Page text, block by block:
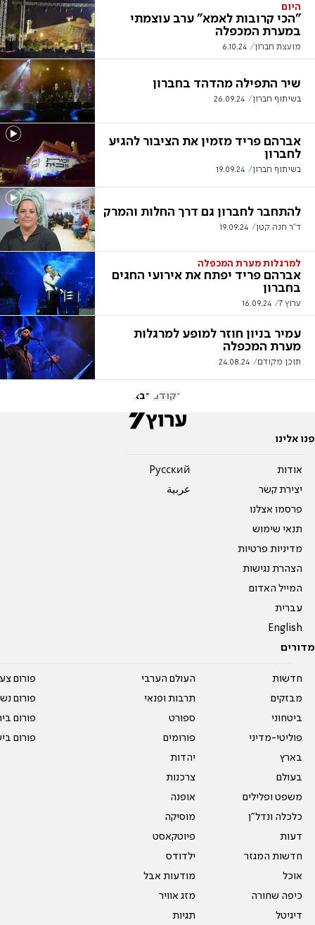
היום
"הכי קרובות לאמא" ערב עוצמתי
במערת המכפלה
מועצת חברון 6.10.24
שיר התפילה מהדהד בחברון
בשיתוף חברון 26.09.24
אברהם פריד מזמין את הציבור להגיע
לחברון
בשיתוף חברון 19.09.24
להתחבר לחברון גם דרך החלות והמרק
ד"ר חנה קטן 19.09.24
למרגלות מערת המכפלה
אברהם פריד יפתח את אירועי החגים
בחברון
ערוץ 7 16.09.24
עמיר בניון חוזר למופע למרגלות
מערת המכפלה
תוכן מקודם 24.08.24
הקודם הבא
פנו אלינו
אודות
יצירת קשר
פרסמו אצלנו
תנאי שימוש
מדיניות פרטיות
הצהרת נגישות
המייל האדום
עברית
English
Pусский
عربية
מדורים
חדשות
מבזקים
ביטחוני
פוליטי-מדיני
בארץ
בעולם
משפט ופלילים
כלכלה ונדל"ן
דעות
חדשות המגזר
אוכל
כיפה שחורה
דיגיטל
העולם הערבי
תרבות ופנאי
ספורט
פורומים
יהדות
צרכנות
אופנה
מוסיקה
פיוטקאסט
ילדודס
מודעות אבל
מזג אוויר
תגיות
פורום
פורום
פורום
פורום